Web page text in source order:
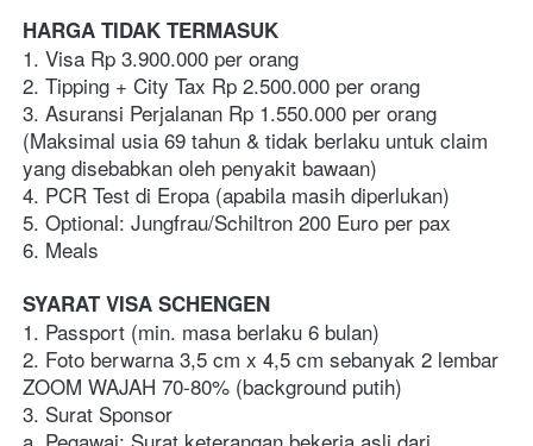
HARGA TIDAK TERMASUK
1. Visa Rp 3.900.000 per orang
2. Tipping + City Tax Rp 2.500.000 per orang
3. Asuransi Perjalanan Rp 1.550.000 per orang
(Maksimal usia 69 tahun & tidak berlaku untuk claim
yang disebabkan oleh penyakit bawaan)
4. PCR Test di Eropa (apabila masih diperlukan)
5. Optional: Jungfrau/Schiltron 200 Euro per pax
6. Meals
SYARAT VISA SCHENGEN
1. Passport (min. masa berlaku 6 bulan)
2. Foto berwarna 3,5 cm x 4,5 cm sebanyak 2 lembar
ZOOM WAJAH 70-80% (background putih)
3. Surat Sponsor